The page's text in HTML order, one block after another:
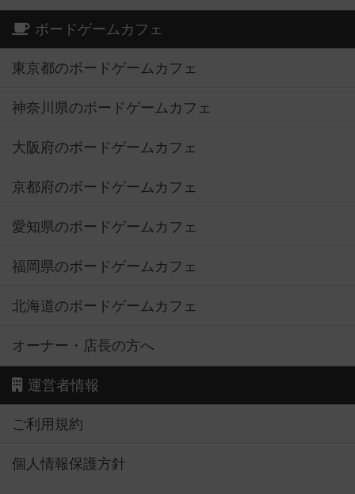
ボードゲームカフェ
東京都のボードゲームカフェ
神奈川県のボードゲームカフェ
大阪府のボードゲームカフェ
京都府のボードゲームカフェ
愛知県のボードゲームカフェ
福岡県のボードゲームカフェ
北海道のボードゲームカフェ
オーナー・店長の方へ
運営者情報
ご利用規約
個人情報保護方針